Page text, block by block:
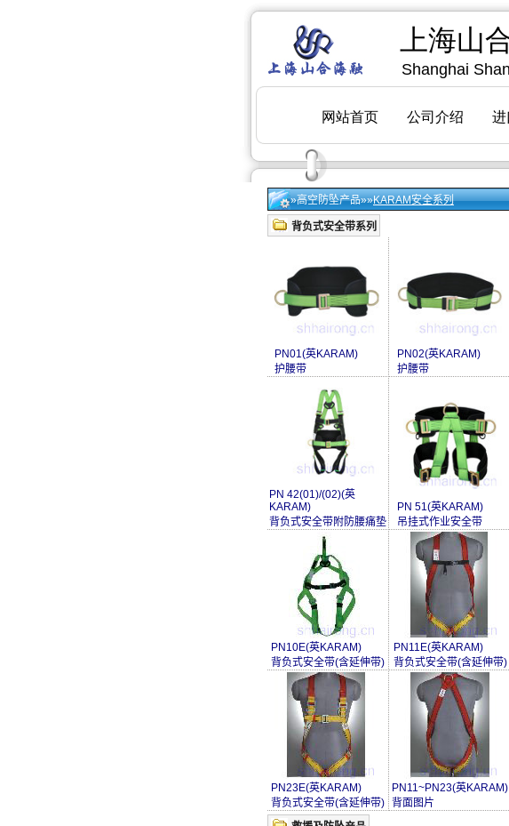
»高空防坠产品»»KARAM安全系列
背负式安全带系列
PN01(英KARAM)
护腰带
PN02(英KARAM)
护腰带
PN 42(01)/(02)(英
KARAM)
背负式安全带附防腰痛垫
PN 51(英KARAM)
吊挂式作业安全带
PN10E(英KARAM)
背负式安全带(含延伸带)
PN11E(英KARAM)
背负式安全带(含延伸带)
PN23E(英KARAM)
背负式安全带(含延伸带)
PN11~PN23(英KARAM)
背面图片